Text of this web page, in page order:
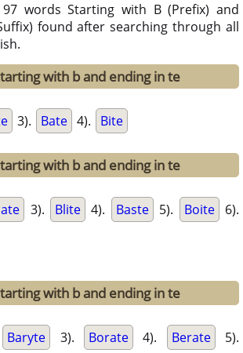
words Starting with B (Prefix) and
found after searching through all
with b and ending in te
3). Bate 4). Bite
with b and ending in te
3). Blite 4). Baste 5). Boite 6).
with b and ending in te
Baryte 3). Borate 4). Berate 5).